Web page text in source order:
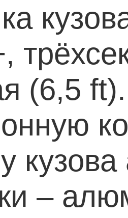
(6,5 ft).
кузова
–